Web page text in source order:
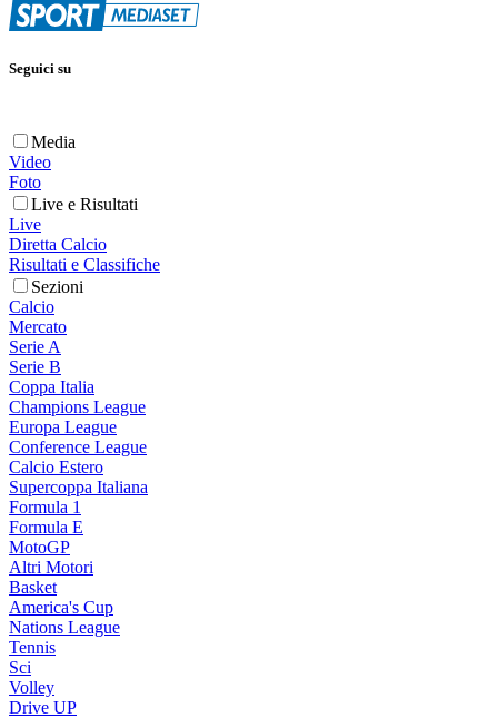
Seguici su
Media
Video
Foto
Live e Risultati
Live
Diretta Calcio
Risultati e Classifiche
Sezioni
Calcio
Mercato
Serie A
Serie B
Coppa Italia
Champions League
Europa League
Conference League
Calcio Estero
Supercoppa Italiana
Formula 1
Formula E
MotoGP
Altri Motori
Basket
America's Cup
Nations League
Tennis
Sci
Volley
Drive UP